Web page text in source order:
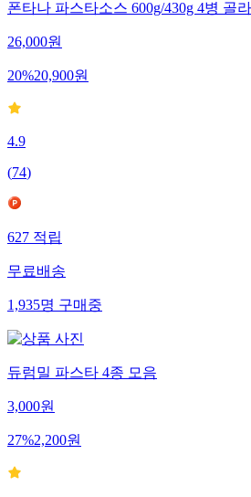
폰타나 파스타소스 600g/430g 4병 골
26,000원
20%20,900원
4.9
(74)
627 적립
무료배송
1,935명 구매중
듀럼밀 파스타 4종 모음
3,000원
27%2,200원